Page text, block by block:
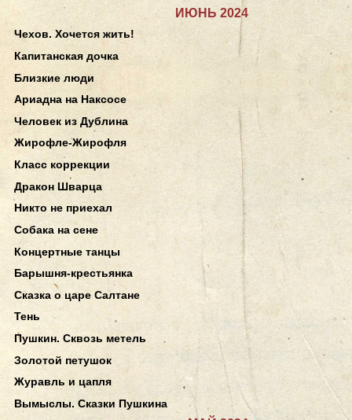
ИЮНЬ 2024
Чехов. Хочется жить!
Капитанская дочка
Близкие люди
Ариадна на Наксосе
Человек из Дублина
Жирофле-Жирофля
Класс коррекции
Дракон Шварца
Никто не приехал
Собака на сене
Концертные танцы
Барышня-крестьянка
Сказка о царе Салтане
Тень
Пушкин. Сквозь метель
Золотой петушок
Журавль и цапля
Вымыслы. Сказки Пушкина